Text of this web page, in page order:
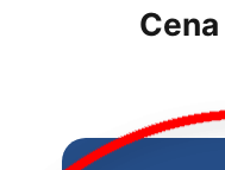
Cena